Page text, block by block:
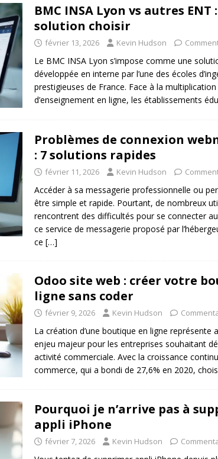
BMC INSA Lyon vs autres ENT
solution choisir
février 13, 2026 Kevin Hudson
Le BMC INSA Lyon s’impose comme une
développée en interne par l’une des écoles
prestigieuses de France. Face à la
d’enseignement en ligne, les établissements
Problèmes de connexion
: 7 solutions rapides
février 11, 2026 Kevin Hudson
Accéder à sa messagerie professionnelle ou
être simple et rapide. Pourtant, de nombreux
rencontrent des difficultés pour se connecter
ce service de messagerie proposé par
ce […]
Odoo site web : créer votre
ligne sans coder
février 9, 2026 Kevin Hudson
La création d’une boutique en ligne représente
enjeu majeur pour les entreprises souhaitant
activité commerciale. Avec la croissance
commerce, qui a bondi de 27,6% en 2020,
Pourquoi je n’arrive pas à
appli iPhone
février 7, 2026 Kevin Hudson